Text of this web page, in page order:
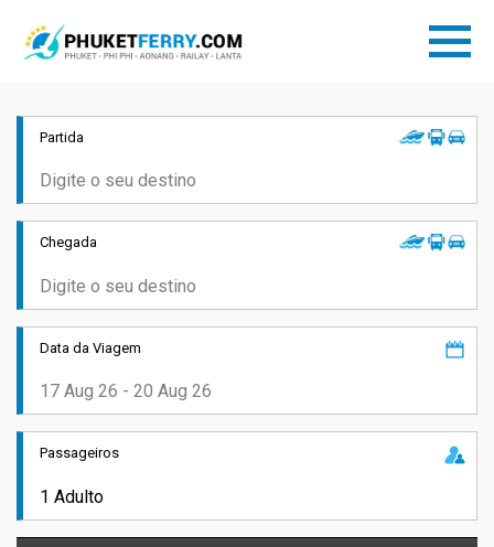
Partida
Chegada
Data da Viagem
Passageiros